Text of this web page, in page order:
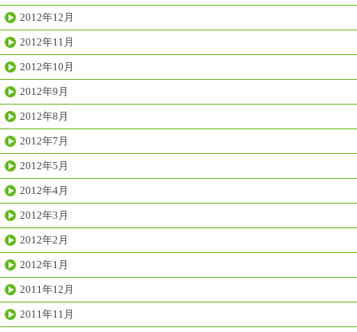
2012年12月
2012年11月
2012年10月
2012年9月
2012年8月
2012年7月
2012年5月
2012年4月
2012年3月
2012年2月
2012年1月
2011年12月
2011年11月